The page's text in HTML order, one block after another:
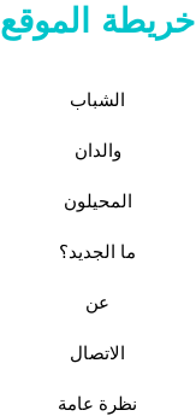
خريطة الموقع
الشباب
والدان
المحيلون
ما الجديد؟
عن
الاتصال
نظرة عامة